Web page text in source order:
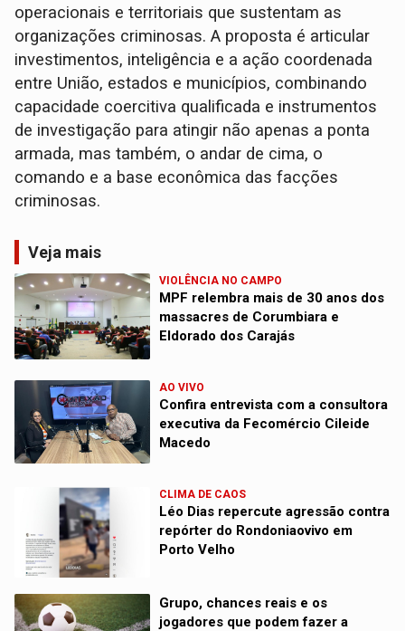
operacionais e territoriais que sustentam as
organizações criminosas. A proposta é articular
investimentos, inteligência e a ação coordenada
entre União, estados e municípios, combinando
capacidade coercitiva qualificada e instrumentos
de investigação para atingir não apenas a ponta
armada, mas também, o andar de cima, o
comando e a base econômica das facções
criminosas.
Veja mais
VIOLÊNCIA NO CAMPO
MPF relembra mais de 30 anos dos
massacres de Corumbiara e
Eldorado dos Carajás
AO VIVO
Confira entrevista com a consultora
executiva da Fecomércio Cileide
Macedo
CLIMA DE CAOS
Léo Dias repercute agressão contra
repórter do Rondoniaovivo em
Porto Velho
Grupo, chances reais e os
jogadores que podem fazer a